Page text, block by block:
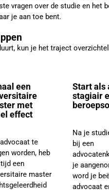
vragen over de studie en het
je aan toe bent.
kun je het traject
een
met
effect
te
worden, heb
een
master
Start als
stagiair
Na je
bij een
je
word je
advocaat